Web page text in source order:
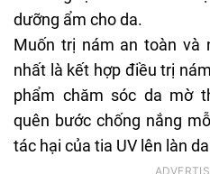
dưỡng ẩm cho da.
Muốn trị nám an toàn và
nhất là kết hợp điều trị
phẩm chăm sóc da mờ
quên bước chống nắng
tác hại của tia UV lên làn